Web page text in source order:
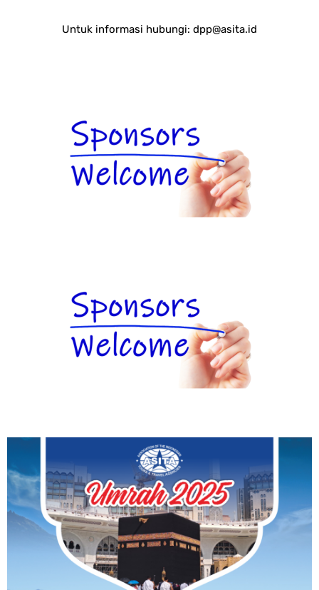
Untuk informasi hubungi: dpp@asita.id